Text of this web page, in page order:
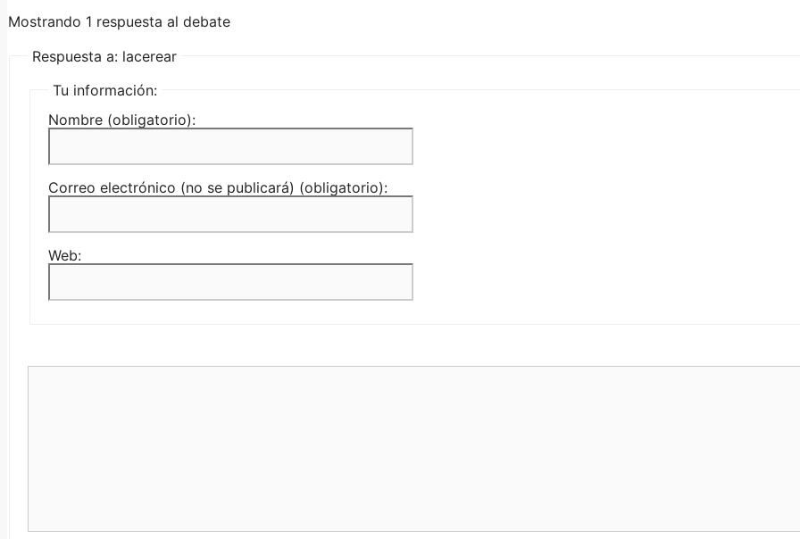
Mostrando 1 respuesta al debate
Respuesta a: lacerear
Tu información:
Nombre (obligatorio):
Correo electrónico (no se publicará) (obligatorio):
Web: